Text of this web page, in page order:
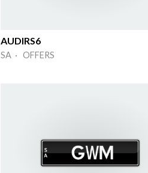
AUDIRS6
SA · OFFERS